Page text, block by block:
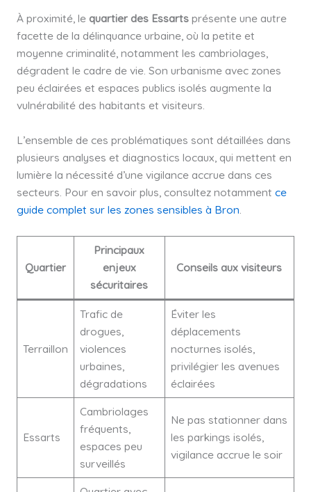
À proximité, le quartier des Essartsprésente une autre
facette de la délinquance urbaine, où la petite et
moyenne criminalité, notamment les cambriolages,
dégradent le cadre de vie. Son urbanisme avec zones
peu éclairées et espaces publics isolés augmente la
vulnérabilité des habitants et visiteurs.
L’ensemble de ces problématiques sont détaillées dans
plusieurs analyses et diagnostics locaux, qui mettent en
lumière la nécessité d’une vigilance accrue dans ces
secteurs. Pour en savoir plus, consultez notamment ce
guide complet sur les zones sensibles à Bron
Quartier
Principaux
enjeux
sécuritaires
Conseils aux visiteurs
Terraillon
Trafic de
drogues,
violences
urbaines,
dégradations
Éviter les
déplacements
nocturnes isolés,
privilégier les avenues
éclairées
Essarts
Cambriolages
fréquents,
espaces peu
surveillés
Ne pas stationner dans
les parkings isolés,
vigilance accrue le soir